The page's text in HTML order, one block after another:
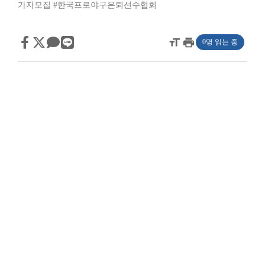
가자모집 #한국프로야구은퇴선수협회
format_sizeprint 0명 읽는 중